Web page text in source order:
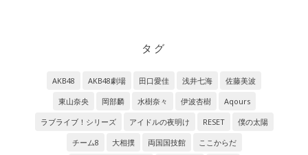
タグ
AKB48 AKB48劇場 田口愛佳 浅井七海
佐藤美波
東山奈央
岡部麟 水樹奈々 伊波杏樹
Aqours
ラブライブ！シリーズ
アイドルの夜明け RESET
僕の太陽
チーム8
大相撲 両国国技館
ここからだ